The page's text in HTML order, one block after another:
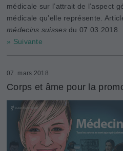
médicale sur l’attrait de l’aspect
médicale qu’elle représente.
médecins suissesdu 07.03.2018.
» Suivante
07. mars 2018
Corps et âme pour la